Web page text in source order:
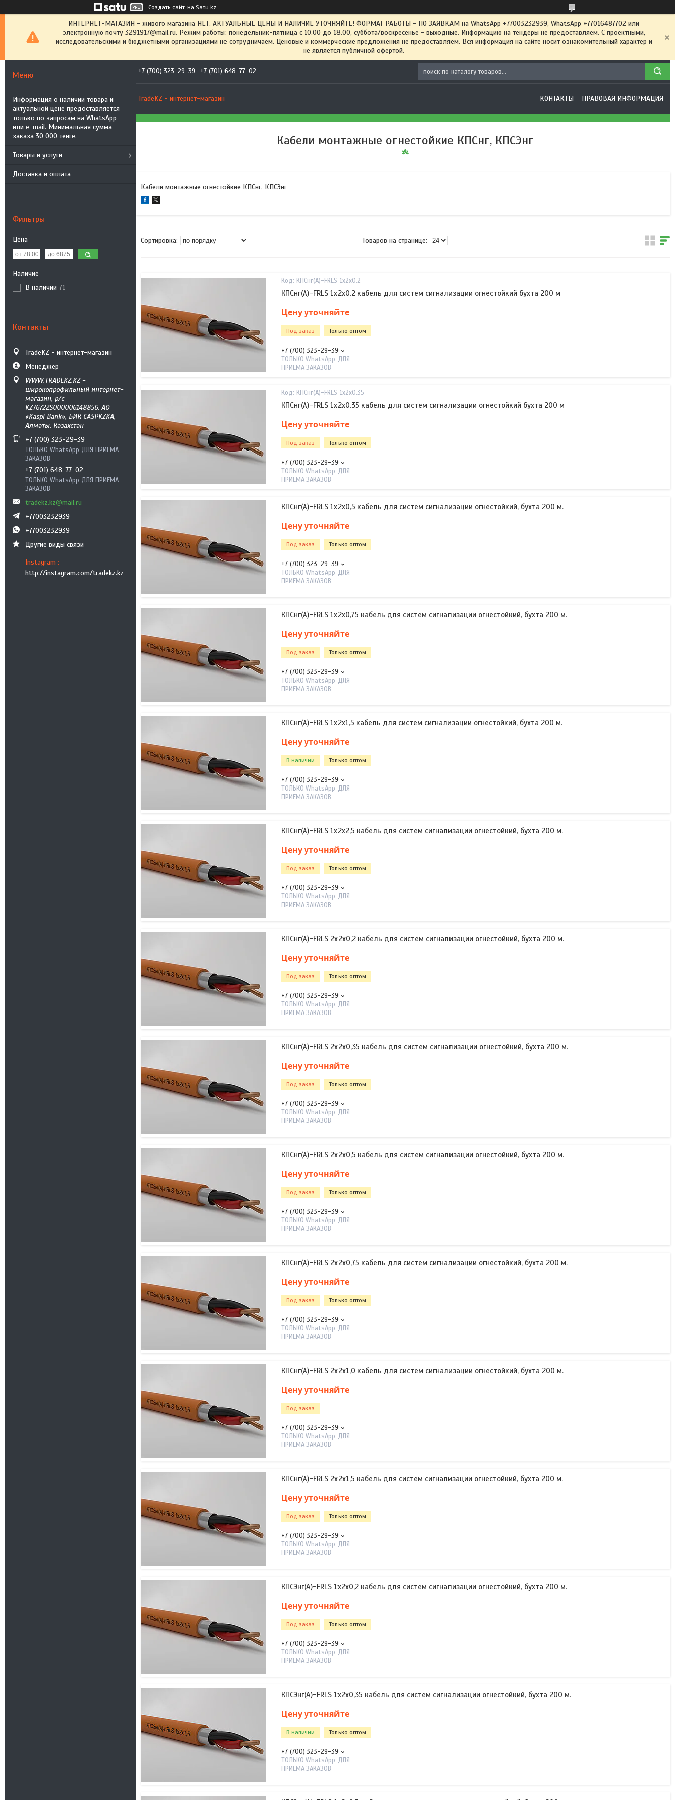
Создать сайт на Satu.kz
ИНТЕРНЕТ-МАГАЗИН - живого магазина НЕТ. АКТУАЛЬНЫЕ ЦЕНЫ И НАЛИЧИЕ УТОЧНЯЙТЕ! ФОРМАТ РАБОТЫ - ПО ЗАЯВКАМ на WhatsApp +77003232939, WhatsApp +77016487702 или
электронную почту 3291917@mail.ru. Режим работы: понедельник-пятница с 10.00 до 18.00, суббота/воскресенье - выходные. Информацию на тендеры не предоставляем. С проектными,
исследовательскими и бюджетными организациями не сотрудничаем. Ценовые и коммерческие предложения не предоставляем. Вся информация на сайте носит ознакомительный характер и
не является публичной офертой.
Информация о наличии товара и
актуальной цене предоставляется
только по запросам на WhatsApp
или e-mail. Минимальная сумма
заказа 30 000 тенге.
Товары и услуги
Доставка и оплата
Фильтры
Цена
Наличие
В наличии 71
Контакты
TradeKZ - интернет-магазин
Менеджер
WWW.TRADEKZ.KZ -
широкопрофильный интернет-
магазин, р/с
KZ76722S000006148856, АО
«Kaspi Bank», БИК CASPKZKA,
Алматы, Казахстан
+7 (700) 323-29-39
ТОЛЬКО WhatsApp ДЛЯ ПРИЕМА
ЗАКАЗОВ
+7 (701) 648-77-02
ТОЛЬКО WhatsApp ДЛЯ ПРИЕМА
ЗАКАЗОВ
tradekz.kz@mail.ru
+77003232939
+77003232939
Другие виды связи
Instagram
http://instagram.com/tradekz.kz
+7 (700) 323-29-39 +7 (701) 648-77-02
TradeKZ - интернет-магазин КОНТАКТЫ ПРАВОВАЯ ИНФОРМАЦИЯ
Кабели монтажные огнестойкие КПСнг, КПСЭнг
Кабели монтажные огнестойкие КПСнг, КПСЭнг
КПСнг(А)-FRLS 1х2х0.2
КПСнг(А)-FRLS 1х2х0.2 кабель для систем сигнализации огнестойкий бухта 200 м
Цену уточняйте
Под заказ Только оптом
+7 (700) 323-29-39
ТОЛЬКО WhatsApp ДЛЯ
ПРИЕМА ЗАКАЗОВ
КПСнг(А)-FRLS 1х2х0.35
КПСнг(А)-FRLS 1х2х0.35 кабель для систем сигнализации огнестойкий бухта 200 м
Цену уточняйте
Под заказ Только оптом
+7 (700) 323-29-39
ТОЛЬКО WhatsApp ДЛЯ
ПРИЕМА ЗАКАЗОВ
КПСнг(А)-FRLS 1х2х0,5 кабель для систем сигнализации огнестойкий, бухта 200 м.
Цену уточняйте
Под заказ Только оптом
+7 (700) 323-29-39
ТОЛЬКО WhatsApp ДЛЯ
ПРИЕМА ЗАКАЗОВ
КПСнг(А)-FRLS 1х2х0,75 кабель для систем сигнализации огнестойкий, бухта 200 м.
Цену уточняйте
Под заказ Только оптом
+7 (700) 323-29-39
ТОЛЬКО WhatsApp ДЛЯ
ПРИЕМА ЗАКАЗОВ
КПСнг(А)-FRLS 1х2х1,5 кабель для систем сигнализации огнестойкий, бухта 200 м.
Цену уточняйте
В наличии Только оптом
+7 (700) 323-29-39
ТОЛЬКО WhatsApp ДЛЯ
ПРИЕМА ЗАКАЗОВ
КПСнг(А)-FRLS 1х2х2,5 кабель для систем сигнализации огнестойкий, бухта 200 м.
Цену уточняйте
Под заказ Только оптом
+7 (700) 323-29-39
ТОЛЬКО WhatsApp ДЛЯ
ПРИЕМА ЗАКАЗОВ
КПСнг(А)-FRLS 2х2х0,2 кабель для систем сигнализации огнестойкий, бухта 200 м.
Цену уточняйте
Под заказ Только оптом
+7 (700) 323-29-39
ТОЛЬКО WhatsApp ДЛЯ
ПРИЕМА ЗАКАЗОВ
КПСнг(А)-FRLS 2х2х0,35 кабель для систем сигнализации огнестойкий, бухта 200 м.
Цену уточняйте
Под заказ Только оптом
+7 (700) 323-29-39
ТОЛЬКО WhatsApp ДЛЯ
ПРИЕМА ЗАКАЗОВ
КПСнг(А)-FRLS 2х2х0,5 кабель для систем сигнализации огнестойкий, бухта 200 м.
Цену уточняйте
Под заказ Только оптом
+7 (700) 323-29-39
ТОЛЬКО WhatsApp ДЛЯ
ПРИЕМА ЗАКАЗОВ
КПСнг(А)-FRLS 2х2х0,75 кабель для систем сигнализации огнестойкий, бухта 200 м.
Цену уточняйте
Под заказ Только оптом
+7 (700) 323-29-39
ТОЛЬКО WhatsApp ДЛЯ
ПРИЕМА ЗАКАЗОВ
КПСнг(А)-FRLS 2х2х1,0 кабель для систем сигнализации огнестойкий, бухта 200 м.
Цену уточняйте
Под заказ
+7 (700) 323-29-39
ТОЛЬКО WhatsApp ДЛЯ
ПРИЕМА ЗАКАЗОВ
КПСнг(А)-FRLS 2х2х1,5 кабель для систем сигнализации огнестойкий, бухта 200 м.
Цену уточняйте
Под заказ Только оптом
+7 (700) 323-29-39
ТОЛЬКО WhatsApp ДЛЯ
ПРИЕМА ЗАКАЗОВ
КПСЭнг(А)-FRLS 1х2х0,2 кабель для систем сигнализации огнестойкий, бухта 200 м.
Цену уточняйте
Под заказ Только оптом
+7 (700) 323-29-39
ТОЛЬКО WhatsApp ДЛЯ
ПРИЕМА ЗАКАЗОВ
КПСЭнг(А)-FRLS 1х2х0,35 кабель для систем сигнализации огнестойкий, бухта 200 м.
Цену уточняйте
В наличии Только оптом
+7 (700) 323-29-39
ТОЛЬКО WhatsApp ДЛЯ
ПРИЕМА ЗАКАЗОВ